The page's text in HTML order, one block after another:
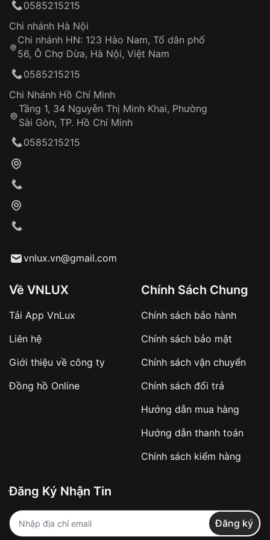
Hotline: 0585 215 215
Từ khóa SEO:
Khách hàng kiểm tra và thanh toán trực tiếp
Từ khóa SEO:
sản phẩm đặc biệt
hàng
Số tiền còn lại thanh toán khi nhận hàng hoặc
✔️ Đảm bảo xử lý đơn hàng nhanh chóng
✔️ Hạn chế tình trạng hủy đơn không mong
Từ khóa SEO:
thống VNLUX
Đảm bảo quyền lợi khách hàng
Đồng hành cùng khách hàng trong suốt quá
trình sử dụng
0585215215
Chi nhánh Hà Nội
Chi nhánh HN: 123 Hào Nam, Tổ dân phố
56, Ô Chợ Dừa, Hà Nội, Việt Nam
0585215215
Chi Nhánh Hồ Chí Minh
Tầng 1, 34 Nguyễn Thị Minh Khai, Phường
Sài Gòn, TP. Hồ Chí Minh
0585215215
vnlux.vn@gmail.com
Về VNLUX
Tải App VnLux
Liên hệ
Giới thiệu về công ty
Đồng hồ Online
Chính Sách Chung
Chính sách bảo hành
Chính sách bảo mật
Chính sách vận chuyển
Chính sách đổi trả
Hướng dẫn mua hàng
Hướng dẫn thanh toán
Chính sách kiểm hàng
Đăng Ký Nhận Tin
Đăng ký